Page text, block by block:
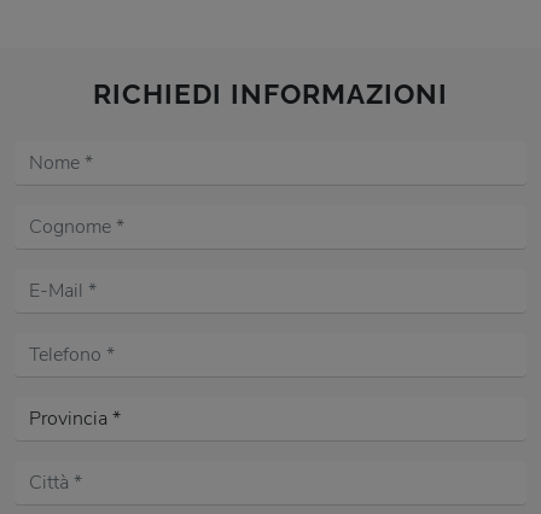
RICHIEDI INFORMAZIONI